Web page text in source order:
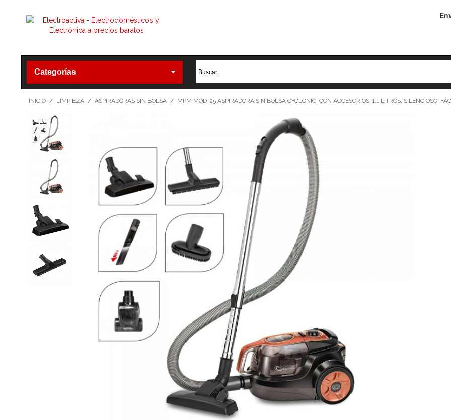
Categorías
INICIO / LIMPIEZA / ASPIRADORAS SIN BOLSA / MPM MOD-25 ASPIRADORA SIN BOLSA CYCLONIC, CON ACCESORIOS, 1.1 LITROS, SILENCIOSO,